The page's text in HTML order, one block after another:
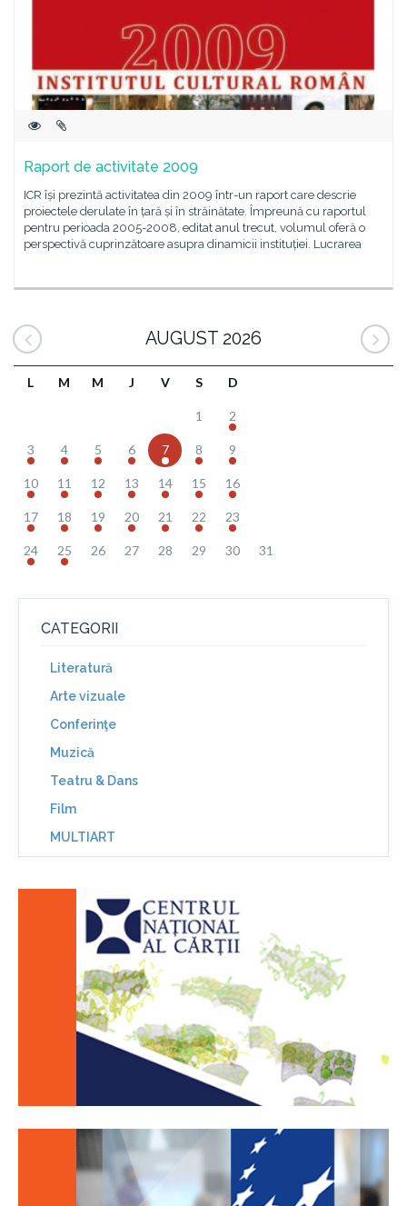
Raport de activitate 2009
ICR își prezintă activitatea din 2009 într-un raport care descrie
proiectele derulate în țară și în străinătate. Împreună cu raportul
pentru perioada 2005-2008, editat anul trecut, volumul oferă o
perspectivă cuprinzătoare asupra dinamicii instituției. Lucrarea
AUGUST 2026
L M M J V S D
1 2
3 4 5 6 7 8 9
10 11 12 13 14 15 16
17 18 19 20 21 22 23
24 25 26 27 28 29 30 31
CATEGORII
Literatură
Arte vizuale
Conferinţe
Muzică
Teatru & Dans
Film
MULTIART